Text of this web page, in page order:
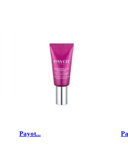
Payot...